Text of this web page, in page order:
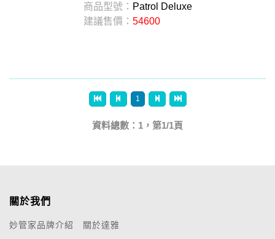
商品型號： Patrol Deluxe
建議售價： 54600
1
資料總數：1，第1/1頁
關於我們
妙管家品牌介紹 關於達雅